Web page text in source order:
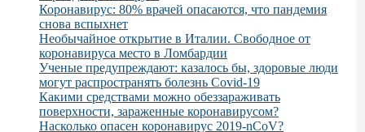
Коронавирус: 80% врачей опасаются, что пандемия
снова вспыхнет
Необычайное открытие в Италии. Свободное от
коронавируса место в Ломбардии
Ученые предупреждают: казалось бы, здоровые люди
могут распространять болезнь Covid-19
Какими средствами можно обеззараживать
поверхности, зараженные коронавирусом?
Насколько опасен коронавирус 2019-nCoV?